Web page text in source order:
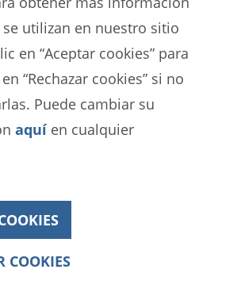
utilizan en nuestro sitio
en “Aceptar cookies” para
“Rechazar cookies” si no
Puede cambiar su
aquí en cualquier
COOKIES